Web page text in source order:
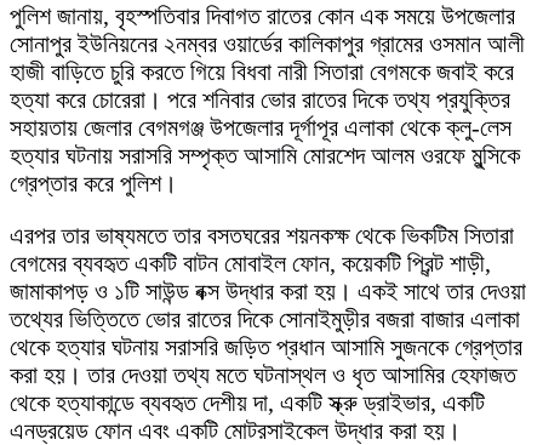
পুলিশ জানায়, বৃহস্পতিবার দিবাগত রাতের কোন এক সময়ে উপজেলার
সোনাপুর ইউনিয়নের ২নম্বর ওয়ার্ডের কালিকাপুর গ্রামের ওসমান আলী
হাজী বাড়িতে চুরি করতে গিয়ে বিধবা নারী সিতারা বেগমকে জবাই করে
হত্যা করে চোরেরা। পরে শনিবার ভোর রাতের দিকে তথ্য প্রযুক্তির
সহায়তায় জেলার বেগমগঞ্জ উপজেলার দূর্গাপূর এলাকা থেকে ক্লু-লেস
হত্যার ঘটনায় সরাসরি সম্পৃক্ত আসামি মোরশেদ আলম ওরফে মুন্সিকে
গ্রেপ্তার করে পুলিশ।
এরপর তার ভাষ্যমতে তার বসতঘরের শয়নকক্ষ থেকে ভিকটিম সিতারা
বেগমের ব্যবহৃত একটি বাটন মোবাইল ফোন, কয়েকটি প্রিন্ট শাড়ী,
জামাকাপড় ও ১টি সাউন্ড বক্স উদ্ধার করা হয়। একই সাথে তার দেওয়া
তথ্যের ভিত্তিতে ভোর রাতের দিকে সোনাইমুড়ীর বজরা বাজার এলাকা
থেকে হত্যার ঘটনায় সরাসরি জড়িত প্রধান আসামি সুজনকে গ্রেপ্তার
করা হয়। তার দেওয়া তথ্য মতে ঘটনাস্থল ও ধৃত আসামির হেফাজত
থেকে হত্যাকান্ডে ব্যবহৃত দেশীয় দা, একটি স্ক্রু ড্রাইভার, একটি
এনড্রয়েড ফোন এবং একটি মোটরসাইকেল উদ্ধার করা হয়।